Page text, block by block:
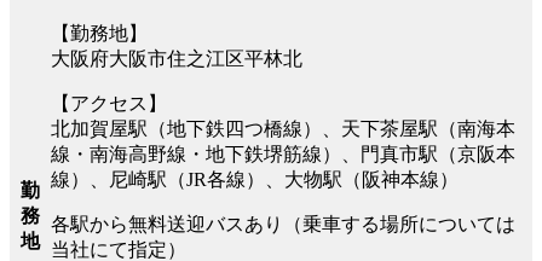
勤
務
地
【勤務地】
大阪府大阪市住之江区平林北
【アクセス】
北加賀屋駅（地下鉄四つ橋線）、天下茶屋駅（南海本
線・南海高野線・地下鉄堺筋線）、門真市駅（京阪本
線）、尼崎駅（JR各線）、大物駅（阪神本線）
各駅から無料送迎バスあり（乗車する場所については
当社にて指定）